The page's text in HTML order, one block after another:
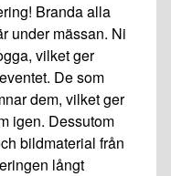
Branda alla
under mässan. Ni
vilket ger
De som
dem, vilket ger
igen. Dessutom
bildmaterial från
långt